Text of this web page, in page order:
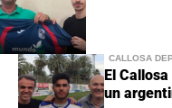
CALLOSA
El
un